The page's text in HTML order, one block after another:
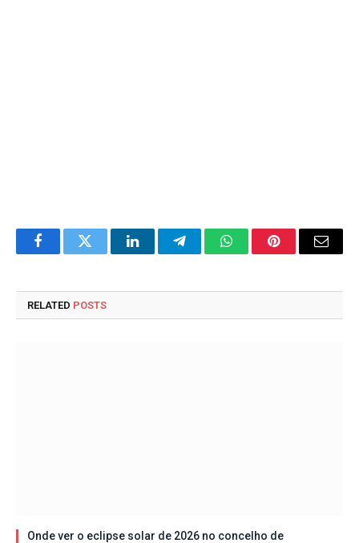
FacebookTwitter LinkedInTelegramWhatsAppPinterestEmail
RELATED POSTS
Onde ver o eclipse solar de 2026 no concelho de